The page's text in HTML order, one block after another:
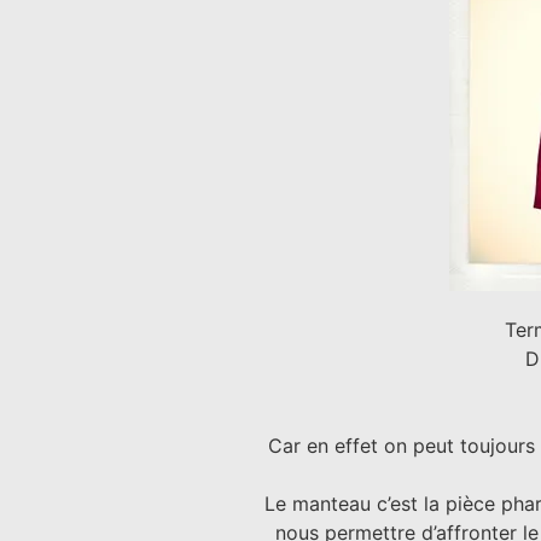
Car en effet on peut toujours
Le manteau c’est la pièce
nous permettre d’affronter